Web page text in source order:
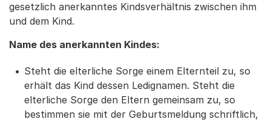
gesetzlich anerkanntes Kindsverhältnis zwischen ihm
und dem Kind.
Name des anerkannten Kindes:
Steht die elterliche Sorge einem Elternteil zu, so
erhält das Kind dessen Ledignamen. Steht die
elterliche Sorge den Eltern gemeinsam zu, so
bestimmen sie mit der Geburtsmeldung schriftlich,